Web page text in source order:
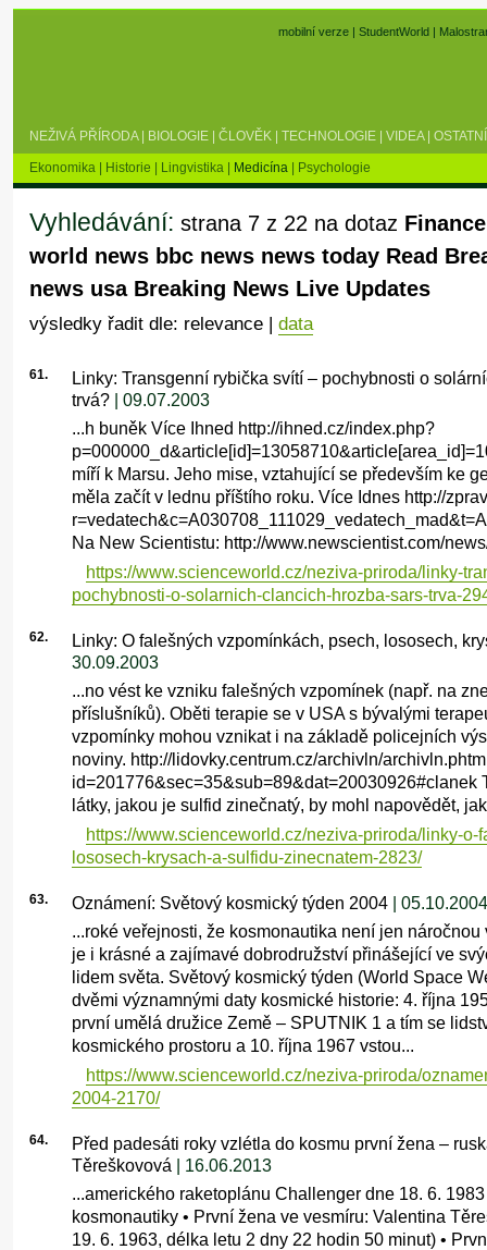
mobilní verze |StudentWorld |
NEŽIVÁ PŘÍRODA| BIOLOGIE | ČLOVĚK | TECHNOLOGIE | VIDEA| OSTATNÍ
Ekonomika | Historie | Lingvistika | Medicína | Psychologie
Vyhledávání: strana 7 z 22 na dotaz
world news bbc news news today Read
news usa Breaking News Live Updates
výsledky řadit dle: relevance | data
61.
Linky: Transgenní rybička svítí – pochybnosti o
trvá?| 09.07.2003
...h buněk Více Ihned http://ihned.cz/index.php?
míří k Marsu. Jeho mise, vztahující se především ke
měla začít v lednu příštího roku. Více Idnes http://
Na New Scientistu: http://www.newscientist.com/
https://www.scienceworld.cz/neziva-priroda/linky-
pochybnosti-o-solarnich-clancich-hrozba-sars-trva-
62.
Linky: O falešných vzpomínkách, psech, lososech,
30.09.2003
...no vést ke vzniku falešných vzpomínek (např. na
příslušníků). Oběti terapie se v USA s bývalými
vzpomínky mohou vznikat i na základě policejních
noviny. http://lidovky.centrum.cz/archivln/
id=201776&sec=35&sub=89&dat=20030926#clanek
látky, jakou je sulfid zinečnatý, by mohl napovědět,
https://www.scienceworld.cz/neziva-priroda/linky-
lososech-krysach-a-sulfidu-zinecnatem-2823/
63. Oznámení: Světový kosmický týden 2004| 05.10.2004
...roké veřejnosti, že kosmonautika není jen
je i krásné a zajímavé dobrodružství přinášející ve
lidem světa. Světový kosmický týden (World Space
dvěmi významnými daty kosmické historie: 4. října
první umělá družice Země – SPUTNIK 1 a tím se
kosmického prostoru a 10. října 1967 vstou...
https://www.scienceworld.cz/neziva-priroda/
2004-2170/
64.
Před padesáti roky vzlétla do kosmu první žena –
Těreškovová | 16.06.2013
...amerického raketoplánu Challenger dne 18. 6.
kosmonautiky • První žena ve vesmíru: Valentina
19. 6. 1963, délka letu 2 dny 22 hodin 50 minut) •